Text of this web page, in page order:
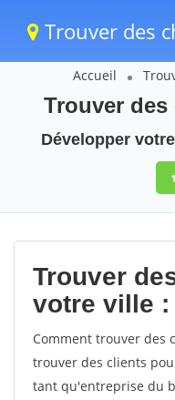
Trouver des
Accueil
Trouver
Développer
Trouver
votre ville :
Comment trouver des
trouver des clients
tant qu'entreprise du